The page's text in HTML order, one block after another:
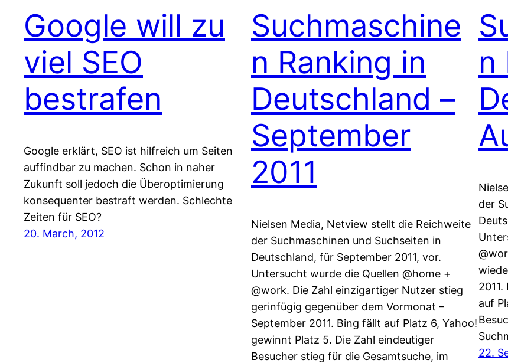
Google will zu
viel SEO
bestrafen
Google erklärt, SEO ist hilfreich um Seiten
auffindbar zu machen. Schon in naher
Zukunft soll jedoch die Überoptimierung
konsequenter bestraft werden. Schlechte
Zeiten für SEO?
20. March, 2012
Suchmaschine
n Ranking in
Deutschland –
September
2011
Nielsen Media, Netview stellt die Reichweite
der Suchmaschinen und Suchseiten in
Deutschland, für September 2011, vor.
Untersucht wurde die Quellen @home +
@work. Die Zahl einzigartiger Nutzer stieg
gerinfügig gegenüber dem Vormonat –
September 2011. Bing fällt auf Platz 6, Yahoo!
gewinnt Platz 5. Die Zahl eindeutiger
Besucher stieg für die Gesamtsuche, im
n
der
auf
22.